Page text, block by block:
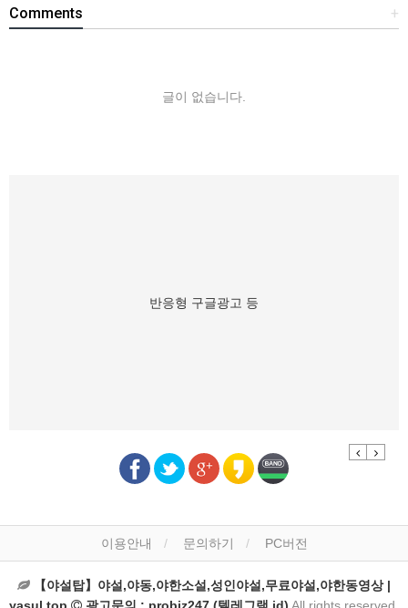
+
Comments
글이 없습니다.
반응형 구글광고 등
Previous
Next
이용안내 문의하기 PC버전
【야설탑】야설,야동,야한소설,성인야설,무료야설,야한동영상 |